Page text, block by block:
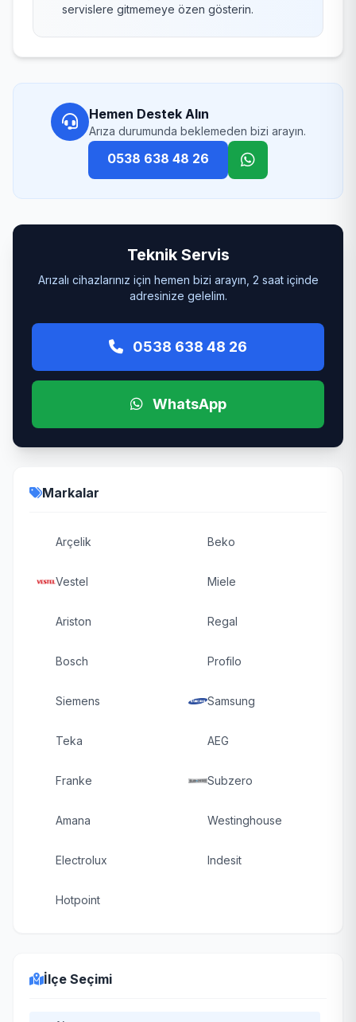
servislere gitmemeye özen gösterin.
Hemen Destek Alın
Arıza durumunda beklemeden bizi arayın.
0538 638 48 26
Teknik Servis
Arızalı cihazlarınız için hemen bizi arayın, 2 saat içinde
adresinize gelelim.
0538 638 48 26
WhatsApp
Markalar
Arçelik Beko
Vestel Miele
Ariston Regal
Bosch Profilo
Siemens Samsung
Teka AEG
Franke Subzero
Amana Westinghouse
Electrolux Indesit
Hotpoint
İlçe Seçimi